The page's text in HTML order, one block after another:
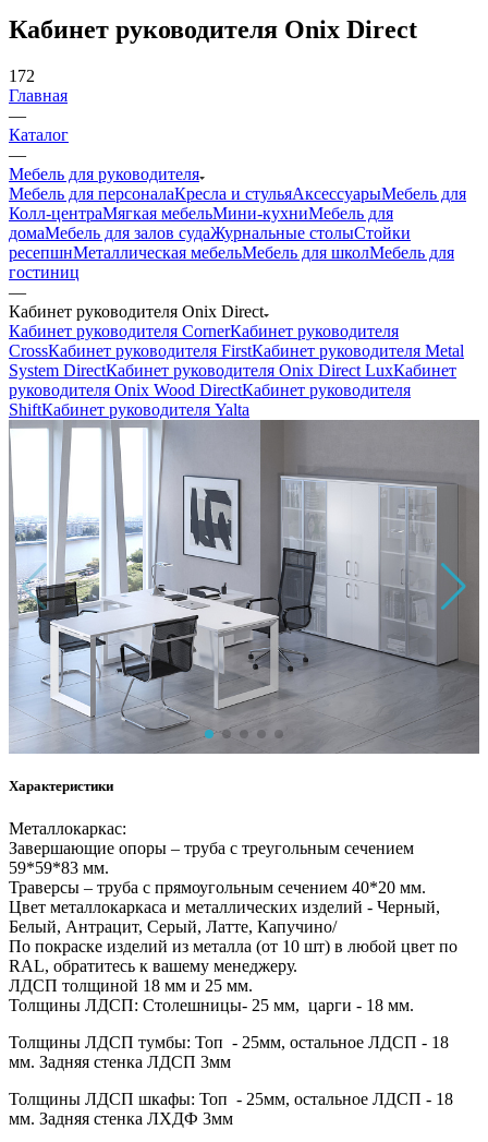
Кабинет руководителя Onix Direct
172
Главная
—
Каталог
—
Мебель для руководителя
Мебель для персоналаКресла и стульяАксессуарыМебель для
Колл-центраМягкая мебельМини-кухниМебель для
домаМебель для залов судаЖурнальные столыСтойки
ресепшнМеталлическая мебельМебель для школМебель для
гостиниц
—
Кабинет руководителя Onix Direct
Кабинет руководителя CornerКабинет руководителя
CrossКабинет руководителя FirstКабинет руководителя Metal
System DirectКабинет руководителя Onix Direct LuxКабинет
руководителя Onix Wood DirectКабинет руководителя
ShiftКабинет руководителя Yalta
Характеристики
Металлокаркас:
Завершающие опоры – труба с треугольным сечением
59*59*83 мм.
Траверсы – труба с прямоугольным сечением 40*20 мм.
Цвет металлокаркаса и металлических изделий - Черный,
Белый, Антрацит, Серый, Латте, Капучино/
По покраске изделий из металла (от 10 шт) в любой цвет по
RAL, обратитесь к вашему менеджеру.
ЛДСП толщиной 18 мм и 25 мм.
Толщины ЛДСП: Столешницы- 25 мм, царги - 18 мм.
Толщины ЛДСП тумбы: Топ - 25мм, остальное ЛДСП - 18
мм. Задняя стенка ЛДСП 3мм
Толщины ЛДСП шкафы: Топ - 25мм, остальное ЛДСП - 18
мм. Задняя стенка ЛХДФ 3мм